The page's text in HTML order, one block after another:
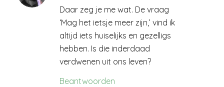
Daar zeg je me wat. De vraag
‘Mag het ietsje meer zijn,’ vind ik
altijd iets huiselijks en gezelligs
hebben. Is die inderdaad
verdwenen uit ons leven?
Beantwoorden